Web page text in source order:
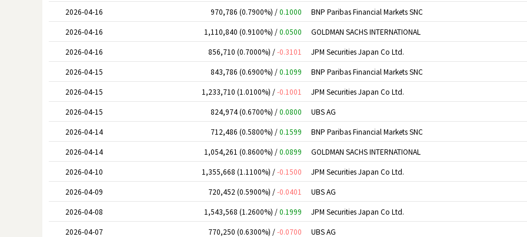
2026-04-16
970,786 (0.7900%) /0.1000 BNP Paribas Financial Markets SNC
2026-04-16
1,110,840 (0.9100%) /0.0500 GOLDMAN SACHS INTERNATIONAL
2026-04-16
856,710 (0.7000%) /-0.3101 JPM Securities Japan Co Ltd.
2026-04-15
843,786 (0.6900%) /0.1099 BNP Paribas Financial Markets SNC
2026-04-15
1,233,710 (1.0100%) /-0.1001 JPM Securities Japan Co Ltd.
2026-04-15
824,974 (0.6700%) /0.0800 UBS AG
2026-04-14
712,486 (0.5800%) /0.1599 BNP Paribas Financial Markets SNC
2026-04-14
1,054,261 (0.8600%) /0.0899 GOLDMAN SACHS INTERNATIONAL
2026-04-10
1,355,668 (1.1100%) /-0.1500 JPM Securities Japan Co Ltd.
2026-04-09
720,452 (0.5900%) /-0.0401 UBS AG
2026-04-08
1,543,568 (1.2600%) /0.1999 JPM Securities Japan Co Ltd.
2026-04-07
770,250 (0.6300%) /-0.0700 UBS AG